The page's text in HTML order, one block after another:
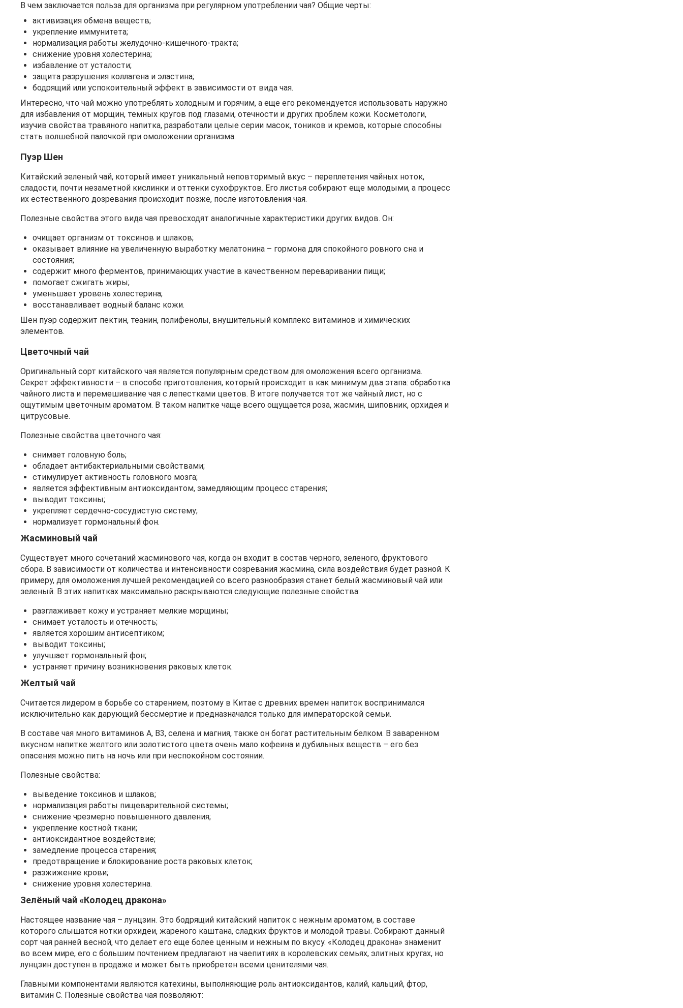
В чем заключается польза для организма при регулярном употреблении чая? Общие черты:
активизация обмена веществ;
укрепление иммунитета;
нормализация работы желудочно-кишечного-тракта;
снижение уровня холестерина;
избавление от усталости;
защита разрушения коллагена и эластина;
бодрящий или успокоительный эффект в зависимости от вида чая.
Интересно, что чай можно употреблять холодным и горячим, а еще его рекомендуется использовать наружно
для избавления от морщин, темных кругов под глазами, отечности и других проблем кожи. Косметологи,
изучив свойства травяного напитка, разработали целые серии масок, тоников и кремов, которые способны
стать волшебной палочкой при омоложении организма.
Пуэр Шен
Китайский зеленый чай, который имеет уникальный неповторимый вкус – переплетения чайных ноток,
сладости, почти незаметной кислинки и оттенки сухофруктов. Его листья собирают еще молодыми, а процесс
их естественного дозревания происходит позже, после изготовления чая.
Полезные свойства этого вида чая превосходят аналогичные характеристики других видов. Он:
очищает организм от токсинов и шлаков;
оказывает влияние на увеличенную выработку мелатонина – гормона для спокойного ровного сна и
состояния;
содержит много ферментов, принимающих участие в качественном переваривании пищи;
помогает сжигать жиры;
уменьшает уровень холестерина;
восстанавливает водный баланс кожи.
Шен пуэр содержит пектин, теанин, полифенолы, внушительный комплекс витаминов и химических
элементов.
Цветочный чай
Оригинальный сорт китайского чая является популярным средством для омоложения всего организма.
Секрет эффективности – в способе приготовления, который происходит в как минимум два этапа: обработка
чайного листа и перемешивание чая с лепестками цветов. В итоге получается тот же чайный лист, но с
ощутимым цветочным ароматом. В таком напитке чаще всего ощущается роза, жасмин, шиповник, орхидея и
цитрусовые.
Полезные свойства цветочного чая:
снимает головную боль;
обладает антибактериальными свойствами;
стимулирует активность головного мозга;
является эффективным антиоксидантом, замедляющим процесс старения;
выводит токсины;
укрепляет сердечно-сосудистую систему;
нормализует гормональный фон.
Жасминовый чай
Существует много сочетаний жасминового чая, когда он входит в состав черного, зеленого, фруктового
сбора. В зависимости от количества и интенсивности созревания жасмина, сила воздействия будет разной. К
примеру, для омоложения лучшей рекомендацией со всего разнообразия станет белый жасминовый чай или
зеленый. В этих напитках максимально раскрываются следующие полезные свойства:
разглаживает кожу и устраняет мелкие морщины;
снимает усталость и отечность;
является хорошим антисептиком;
выводит токсины;
улучшает гормональный фон;
устраняет причину возникновения раковых клеток.
Желтый чай
Считается лидером в борьбе со старением, поэтому в Китае с древних времен напиток воспринимался
исключительно как дарующий бессмертие и предназначался только для императорской семьи.
В составе чая много витаминов А, В3, селена и магния, также он богат растительным белком. В заваренном
вкусном напитке желтого или золотистого цвета очень мало кофеина и дубильных веществ – его без
опасения можно пить на ночь или при неспокойном состоянии.
Полезные свойства:
выведение токсинов и шлаков;
нормализация работы пищеварительной системы;
снижение чрезмерно повышенного давления;
укрепление костной ткани;
антиоксидантное воздействие;
замедление процесса старения;
предотвращение и блокирование роста раковых клеток;
разжижение крови;
снижение уровня холестерина.
Зелёный чай «Колодец дракона»
Настоящее название чая – лунцзин. Это бодрящий китайский напиток с нежным ароматом, в составе
которого слышатся нотки орхидеи, жареного каштана, сладких фруктов и молодой травы. Собирают данный
сорт чая ранней весной, что делает его еще более ценным и нежным по вкусу. «Колодец дракона» знаменит
во всем мире, его с большим почтением предлагают на чаепитиях в королевских семьях, элитных кругах, но
лунцзин доступен в продаже и может быть приобретен всеми ценителями чая.
Главными компонентами являются катехины, выполняющие роль антиоксидантов, калий, кальций, фтор,
витамин С. Полезные свойства чая позволяют: